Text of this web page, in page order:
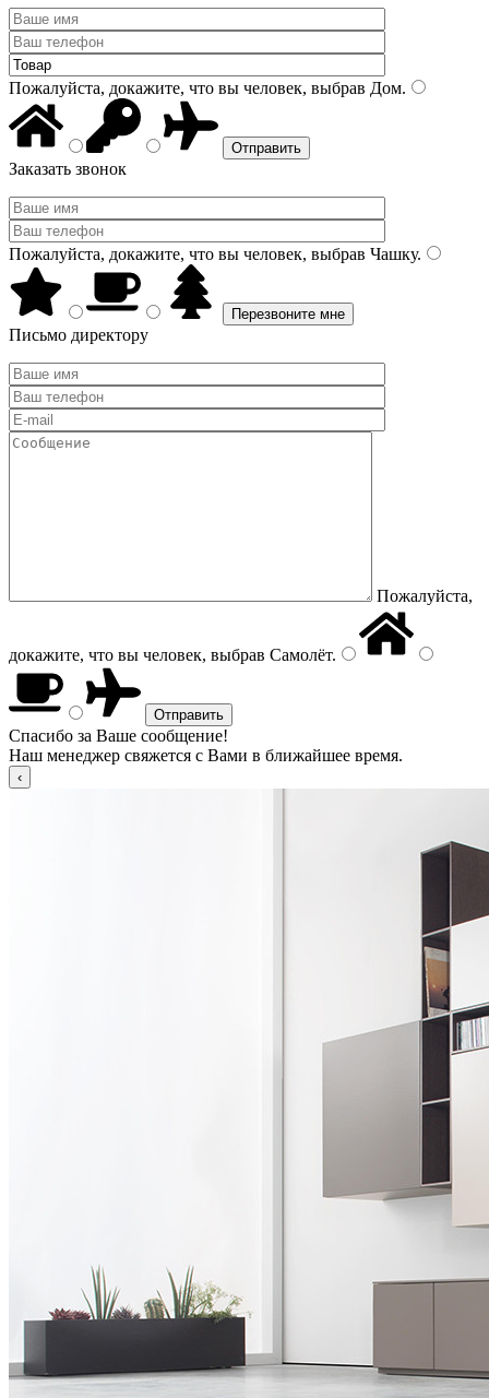
Пожалуйста, докажите, что вы человек, выбрав Дом.
Заказать звонок
Пожалуйста, докажите, что вы человек, выбрав Чашку.
Письмо директору
Пожалуйста,
докажите, что вы человек, выбрав Самолёт.
Спасибо за Ваше сообщение!
Наш менеджер свяжется с Вами в ближайшее время.